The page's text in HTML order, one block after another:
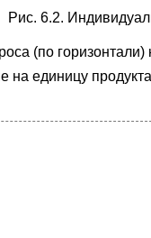
Рис. 6.2.
(по
единицу